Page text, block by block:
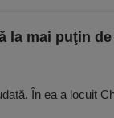
la mai puţin
În ea a locuit